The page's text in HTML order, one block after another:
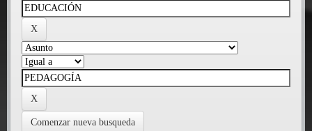
Comenzar nueva busqueda